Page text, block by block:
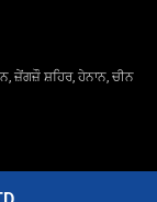
ਜ਼ੇਂਗਜ਼ੌ ਸ਼ਹਿਰ, ਹੇਨਾਨ, ਚੀਨ